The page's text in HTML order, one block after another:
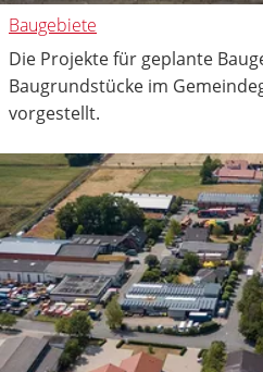
Baugebiete
Die Projekte für geplante
Baugrundstücke im
vorgestellt.